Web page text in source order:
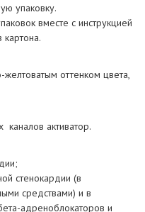
упаковку.
вместе с инструкцией
оттенком цвета,
каналов активатор.
стенокардии (в
средствами) и в
адреноблокаторов и